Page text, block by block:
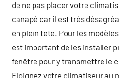
de ne pas placer votre
canapé car il est très
en plein tête. Pour les
est important de les installer
fenêtre pour y transmettre le
Eloignez votre climatiseur au